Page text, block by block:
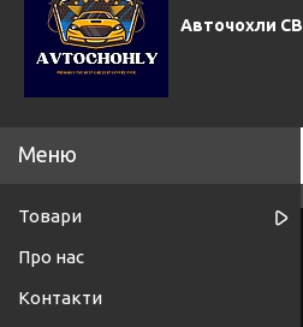
Авточохли СВ
Товари
Про нас
Контакти